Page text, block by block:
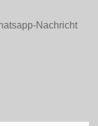
Nachricht